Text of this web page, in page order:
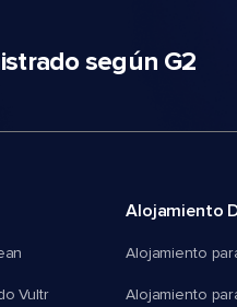
según G2
Vultr
Alojamiento
Alojamiento
Alojamiento